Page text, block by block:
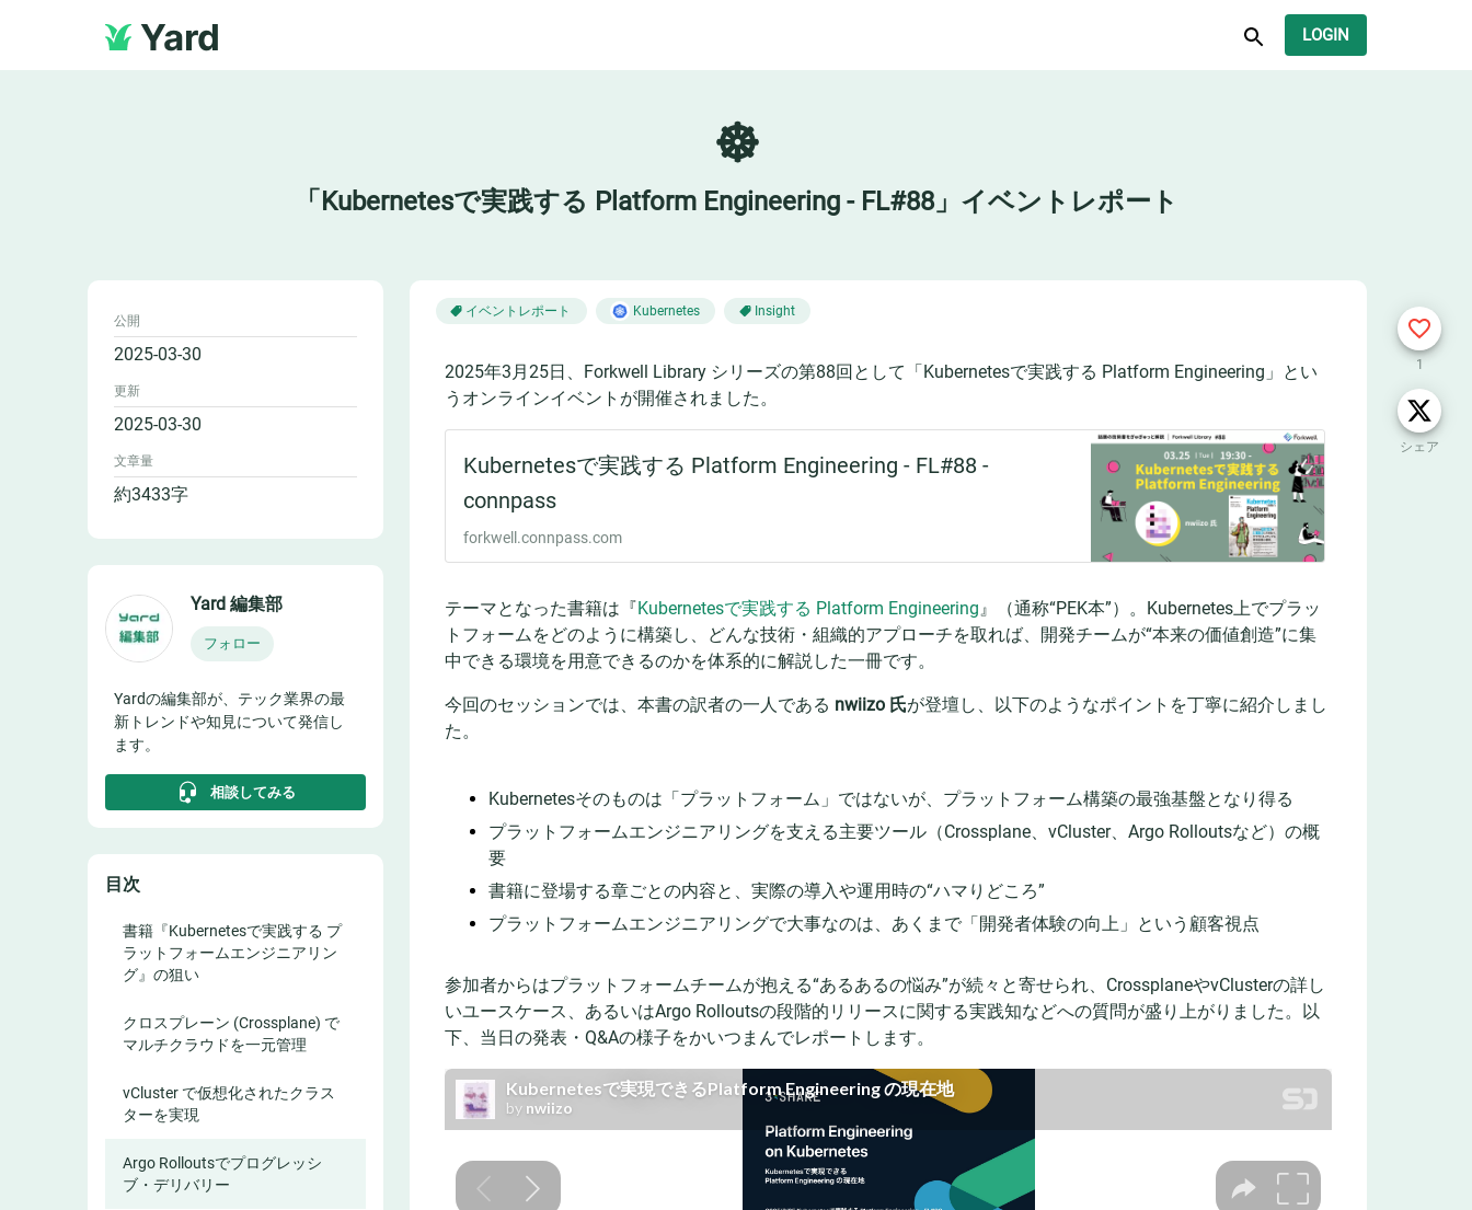
Yard LOGIN
☸️
「Kubernetesで実践する Platform Engineering - FL#88」イベントレポート
公開
2025-03-30
更新
2025-03-30
文章量
約3433字
Yard 編集部
フォロー
Yardの編集部が、テック業界の最
新トレンドや知見について発信し
ます。
相談してみる
目次
書籍『Kubernetesで実践する プ
ラットフォームエンジニアリン
グ』の狙い
クロスプレーン (Crossplane) で
マルチクラウドを一元管理
vCluster で仮想化されたクラス
ターを実現
Argo Rolloutsでプログレッシ
ブ・デリバリー
イベントレポート Kubernetes Insight
2025年3月25日、Forkwell Library シリーズの第88回として「Kubernetesで実践する Platform Engineering」とい
うオンラインイベントが開催されました。
テーマとなった書籍は『Kubernetesで実践する Platform Engineering』（通称“PEK本”）。Kubernetes上でプラッ
トフォームをどのように構築し、どんな技術・組織的アプローチを取れば、開発チームが“本来の価値創造”に集
中できる環境を用意できるのかを体系的に解説した一冊です。
今回のセッションでは、本書の訳者の一人である nwiizo 氏が登壇し、以下のようなポイントを丁寧に紹介しまし
た。
Kubernetesそのものは「プラットフォーム」ではないが、プラットフォーム構築の最強基盤となり得る
プラットフォームエンジニアリングを支える主要ツール（Crossplane、vCluster、Argo Rolloutsなど）の概
要
書籍に登場する章ごとの内容と、実際の導入や運用時の“ハマりどころ”
プラットフォームエンジニアリングで大事なのは、あくまで「開発者体験の向上」という顧客視点
参加者からはプラットフォームチームが抱える“あるあるの悩み”が続々と寄せられ、CrossplaneやvClusterの詳し
いユースケース、あるいはArgo Rolloutsの段階的リリースに関する実践知などへの質問が盛り上がりました。以
下、当日の発表・Q&Aの様子をかいつまんでレポートします。
1
シェア